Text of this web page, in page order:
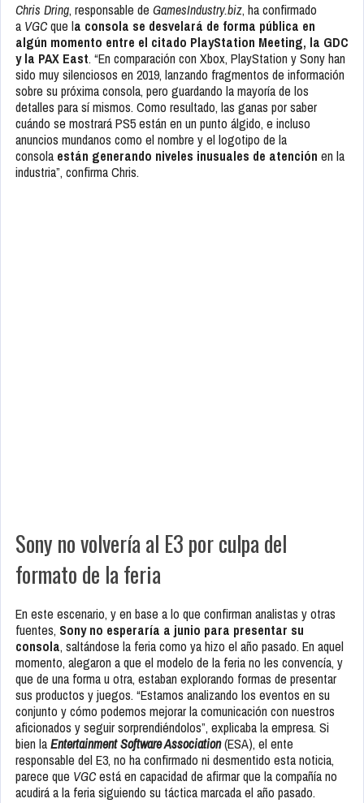
Chris Dring, responsable de GamesIndustry.biz, ha confirmado
a VGCque la consola se desvelará de forma pública en
algún momento entre el citado PlayStation Meeting, la GDC
y la PAX East. “En comparación con Xbox, PlayStation y Sony han
sido muy silenciosos en 2019, lanzando fragmentos de información
sobre su próxima consola, pero guardando la mayoría de los
detalles para sí mismos. Como resultado, las ganas por saber
cuándo se mostrará PS5 están en un punto álgido, e incluso
anuncios mundanos como el nombre y el logotipo de la
consola están generando niveles inusuales de atención en la
industria”, confirma Chris.
Sony no volvería al E3 por culpa del
formato de la feria
En este escenario, y en base a lo que confirman analistas y otras
fuentes, Sony no esperaría a junio para presentar su
consola, saltándose la feria como ya hizo el año pasado. En aquel
momento, alegaron a que el modelo de la feria no les convencía, y
que de una forma u otra, estaban explorando formas de presentar
sus productos y juegos. “Estamos analizando los eventos en su
conjunto y cómo podemos mejorar la comunicación con nuestros
aficionados y seguir sorprendiéndolos”, explicaba la empresa. Si
bien laEntertainment Software Association(ESA), el ente
responsable del E3, no ha confirmado ni desmentido esta noticia,
parece que VGCestá en capacidad de afirmar que la compañía no
acudirá a la feria siguiendo su táctica marcada el año pasado.